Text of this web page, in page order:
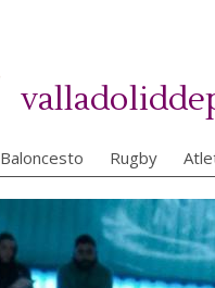
Baloncesto Rugby